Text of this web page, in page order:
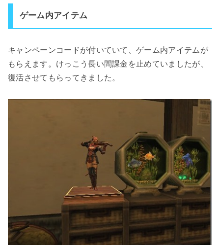
ゲーム内アイテム
キャンペーンコードが付いていて、ゲーム内アイテムが
もらえます。けっこう長い間課金を止めていましたが、
復活させてもらってきました。